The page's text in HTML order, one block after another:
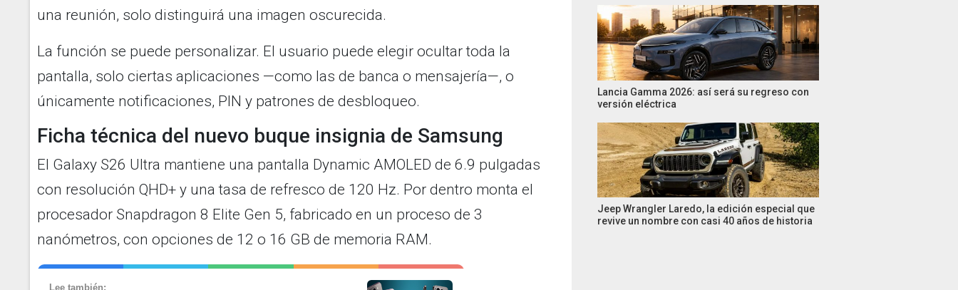
una reunión, solo distinguirá una imagen oscurecida.
La función se puede personalizar. El usuario puede elegir ocultar toda la
pantalla, solo ciertas aplicaciones —como las de banca o mensajería—, o
únicamente notificaciones, PIN y patrones de desbloqueo.
Ficha técnica del nuevo buque insignia de Samsung
El Galaxy S26 Ultra mantiene una pantalla Dynamic AMOLED de 6.9 pulgadas
con resolución QHD+ y una tasa de refresco de 120 Hz. Por dentro monta el
procesador Snapdragon 8 Elite Gen 5, fabricado en un proceso de 3
nanómetros, con opciones de 12 o 16 GB de memoria RAM.
Lee también:
Lancia Gamma 2026: así será su regreso con
versión eléctrica
Jeep Wrangler Laredo, la edición especial que
revive un nombre con casi 40 años de historia